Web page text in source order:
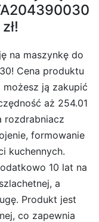
na maszynkę do
Cena produktu
możesz ją zakupić
aż 254.01
rozdrabniacz
formowanie
kuchennych.
10 lat na
a
Produkt jest
co zapewnia